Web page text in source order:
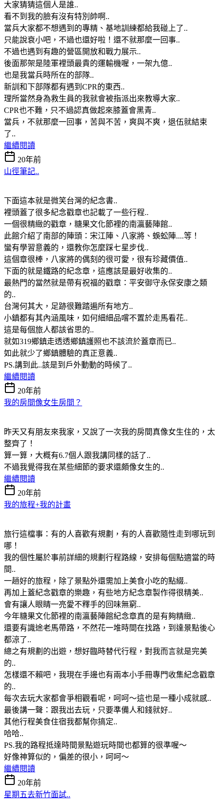
大家猜猜這個人是誰..
看不到我的臉有沒有特別帥啊..
當兵大家都不想遇到的專精、基地訓練都給我碰上了..
只能說衰小吧，不過也還好啦！還不就那麼一回事..
不過也遇到有趣的營區開放和戰力展示..
後面那架是陸軍裡頭最貴的運輸機喔，一架九億..
也是我當兵時所在的部隊..
新訓和下部隊都有遇到CPR的東西..
理所當然身為救生員的我就會被指派出來教導大家..
CPR也不難，只不過認真做起來膝蓋會黑青..
當兵，不就那麼一回事，苦與不苦，爽與不爽，退伍就結束
了..
繼續閱讀
20年前
山徑筆記..
下面這本就是微笑台灣的紀念書..
裡頭蓋了很多紀念戳章也記載了一些行程..
一個很精緻的戳章，糖果文化節裡的南瀛藝陣館..
此館介紹了南部的陣頭：宋江陣、八家將、蜈蚣陣....等！
蠻有學習意義的，還教你怎麼踩七星步伐..
這個章很棒，八家將的偶刻的很可愛，很有珍藏價值..
下面的就是鐵路的紀念章，這應該是最好收集的..
最熱門的當然就是帶有祝福的戳章：平安御守永保安康之類
的..
台灣何其大，足跡很難踏遍所有地方..
小鎮都有其內涵風味，如何細細品嚐不置於走馬看花..
這是每個旅人都該省思的..
就如319鄉鎮走透透鄉鎮護照也不該流於蓋章而已..
如此就少了鄉鎮體驗的真正意義..
PS.講到此..該是到戶外動動的時候了..
繼續閱讀
20年前
我的房間像女生房間？
昨天又有朋友來我家，又說了一次我的房間真像女生住的，太
整齊了！
算一算，大概有6.7個人跟我講同樣的話了..
不過我覺得我在某些細節的要求還頗像女生的..
繼續閱讀
20年前
我的旅程+我的計畫
旅行這檔事：有的人喜歡有規劃，有的人喜歡隨性走到哪玩到
哪！
我的個性屬於事前詳細的規劃行程路線，安排每個點適當的時
間..
一趟好的旅程，除了景點外還需加上美食小吃的點綴..
再加上蓋紀念戳章的樂趣，有些地方紀念章製作得很精美..
會有讓人眼睛一亮愛不釋手的回味無窮..
今年糖果文化節裡的南瀛藝陣館紀念章真的是有夠精緻..
還要有識途老馬帶路，不然花一堆時間在找路，到達景點後心
都涼了..
總之有規劃的出遊，想好臨時替代行程，對我而言就是完美
的..
怎樣還不賴吧，我現在手邊也有兩本小手冊專門收集紀念戳章
的..
每次去玩大家都會爭相觀看呢，呵呵～這也是一種小成就感..
最後講一聲：跟我出去玩，只要準備人和錢就好..
其他行程美食住宿我都幫你搞定..
哈哈..
PS.我的路程抵達時間景點遊玩時間也都算的很準喔～
好像神算似的，偏差的很小，呵呵～
繼續閱讀
20年前
星期五去新竹面試..